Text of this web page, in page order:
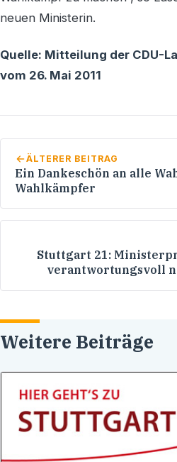
neuen Ministerin.
Quelle: Mitteilung der CDU-
vom 26. Mai 2011
ÄLTERER BEITRAG
Ein Dankeschön an alle
Wahlkämpfer
Stuttgart 21:
verantwortungsvoll
Weitere Beiträge